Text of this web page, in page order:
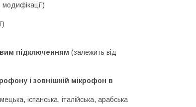
підключенням (залежить від
і зовнішній мікрофон в
іспанська, італійська, арабська